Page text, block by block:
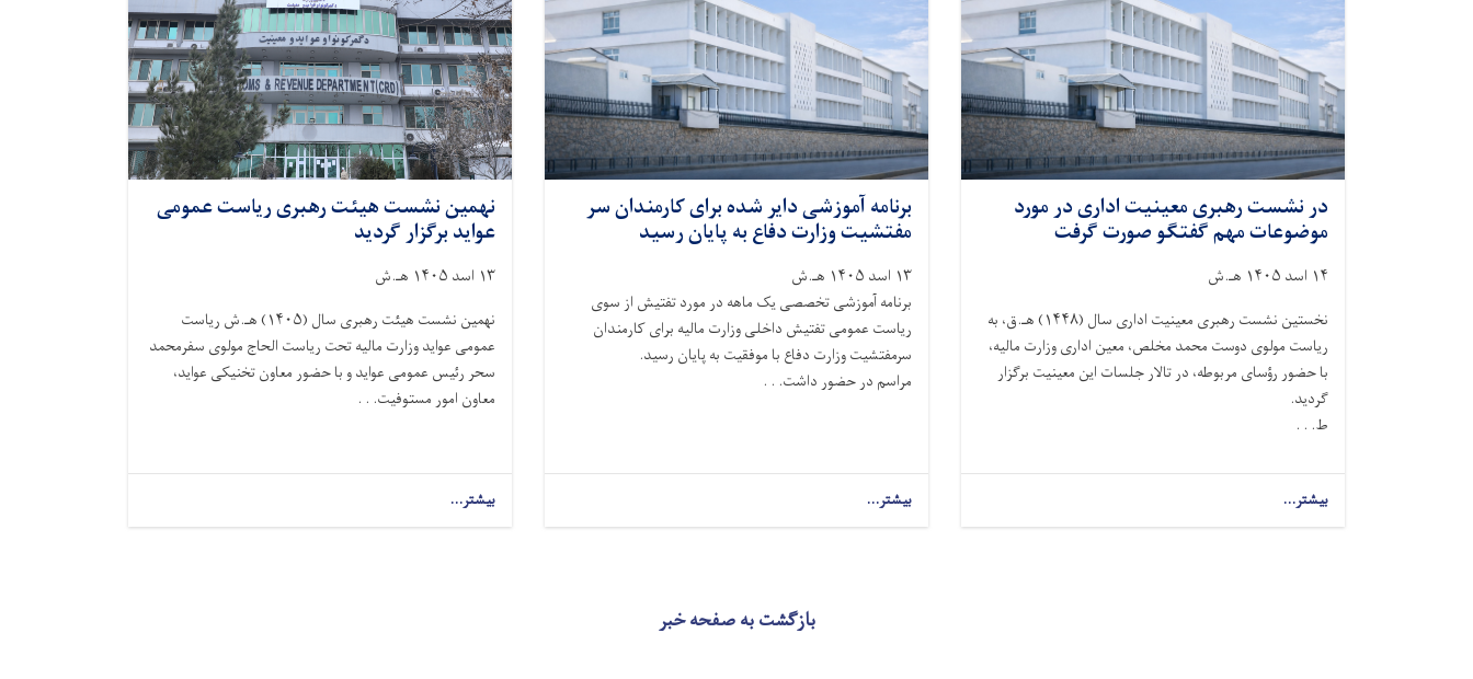
در نشست رهبری معینیت اداری در مورد
موضوعات مهم گفتگو صورت گرفت
۱۴ اسد ۱۴۰۵ هـ.ش
نخستین نشست رهبری معینیت اداری سال (۱۴۴۸) هـ.ق، به
ریاست مولوی دوست‌ محمد مخلص، معین اداری وزارت مالیه،
با حضور رؤسای مربوطه، در تالار جلسات این معینیت برگزار
گردید.
ط. . .
بیشتر...
برنامه آموزشی دایر شده برای کارمندان سر
مفتشیت وزارت دفاع به پایان رسید
۱۳ اسد ۱۴۰۵ هـ.ش
برنامه آموزشی تخصصی یک ‌ماهه در مورد تفتیش از سوی
ریاست عمومی تفتیش داخلی وزارت مالیه برای کارمندان
سرمفتشیت وزارت دفاع با موفقیت به پایان رسید.
مراسم در حضور داشت. . .
بیشتر...
نهمین نشست هیئت رهبری ریاست عمومی
عواید برگزار گردید
۱۳ اسد ۱۴۰۵ هـ.ش
نهمین نشست هیئت رهبری سال (۱۴۰۵) هـ.ش ریاست
عمومی عواید وزارت مالیه تحت ریاست الحاج مولوی سفرمحمد
سحر رئیس عمومی عواید و با حضور معاون تخنیکی عواید،
معاون امور مستوفیت. . .
بیشتر...
بازگشت به صفحه خبر